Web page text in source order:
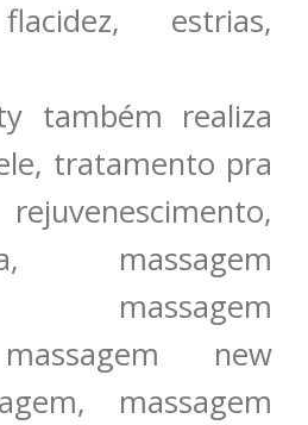
estrias,
também realiza
tratamento pra
massagem
massagem
new
massagem